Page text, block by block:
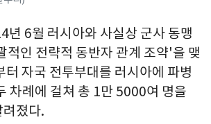
년 6월 러시아와 사실상 군사 동맹
적인 전략적 동반자 관계 조약'을 맺
터 자국 전투부대를 러시아에 파병
차례에 걸쳐 총 1만 5000여 명을
졌다.